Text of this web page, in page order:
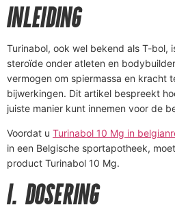
INLEIDING
Turinabol, ook wel bekend als T-bol,
steroïde onder atleten en
vermogen om spiermassa en kracht
bijwerkingen. Dit artikel bespreekt
juiste manier kunt innemen voor de
Voordat u Turinabol 10 Mg in
in een Belgische sportapotheek,
product Turinabol 10 Mg.
1. DOSERING